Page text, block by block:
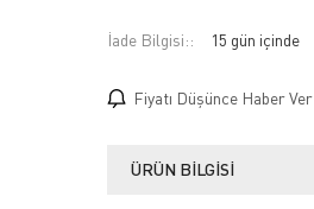
İade Bilgisi:
Fiyatı Düşünce Haber Ver
ÜRÜN BILGISI